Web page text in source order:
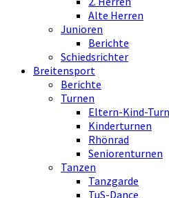
Alte Herren
Junioren
Berichte
Schiedsrichter
Breitensport
Berichte
Turnen
Eltern-Kind-
Kinderturnen
Rhönrad
Seniorenturnen
Tanzen
Tanzgarde
TuS-Dance